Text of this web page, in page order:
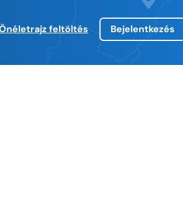
feltöltés Bejelentkezés